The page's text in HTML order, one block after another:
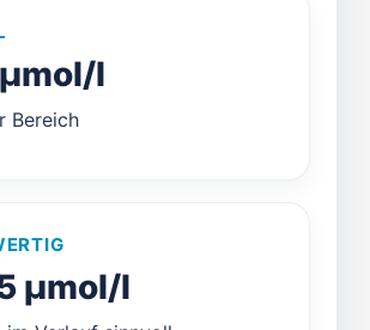
l
Bereich
µmol/l